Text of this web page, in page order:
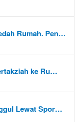
Rumah. Pen…
ke Ru…
Lewat Spor…